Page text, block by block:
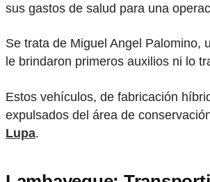
sus gastos de salud para una
Se trata de Miguel Angel Palomino,
le brindaron primeros auxilios ni lo
Estos vehículos, de fabricación
expulsados del área de
Lupa.